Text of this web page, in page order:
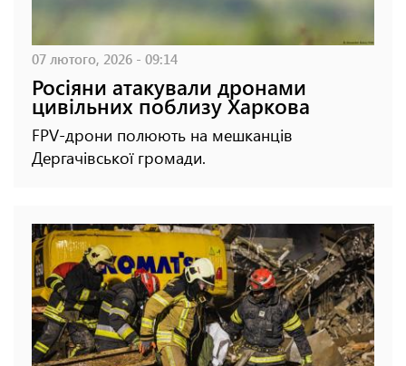
07 лютого, 2026 - 09:14
Росіяни атакували дронами
цивільних поблизу Харкова
FPV-дрони полюють на мешканців
Дергачівської громади.